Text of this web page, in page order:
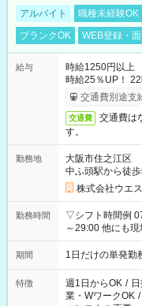
アルバイト 職種未経験OK
ブランクOK
WEB登録・
給与
時給1250円以
時給25％UP！
交通費別途支
交通費
交通費は
す。
勤務地
大阪市住之江区
中ふ頭駅から徒
株式会社ウエ
勤務時間
▽シフト時間例 07:00～10:00 09:00～17:00 13:00～17:00 22:00
～29:00 他にも現場によってシフトは色々ございます☆彡 案件
次第では午前中
期間 1日だけの単発勤
特徴 週1日からOK /
業・WワークOK /